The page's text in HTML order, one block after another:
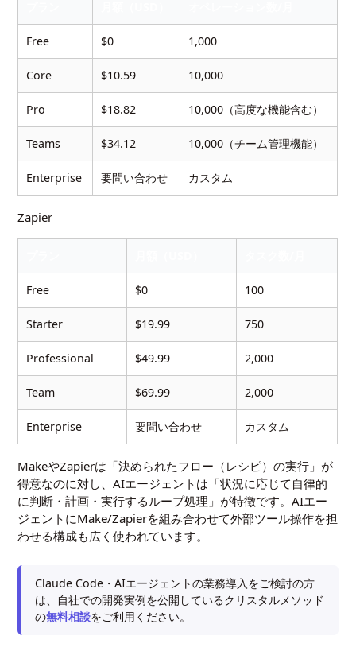
Free $0 1,000
Core $10.59 10,000
Pro $18.82 10,000（高度な機能含む）
Teams $34.12 10,000（チーム管理機能）
Enterprise 要問い合わせ カスタム
Zapier
Free $0 100
Starter $19.99 750
Professional $49.99 2,000
Team $69.99 2,000
Enterprise 要問い合わせ カスタム
MakeやZapierは「決められたフロー（レシピ）の実行」が
得意なのに対し、AIエージェントは「状況に応じて自律的
に判断・計画・実行するループ処理」が特徴です。AIエー
ジェントにMake/Zapierを組み合わせて外部ツール操作を担
わせる構成も広く使われています。
Claude Code・AIエージェントの業務導入をご検討の方
は、自社での開発実例を公開しているクリスタルメソッド
の無料相談をご利用ください。